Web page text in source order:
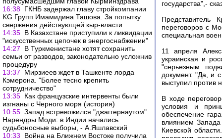
16:38 ГКНБ задержал главу стройкомпании
KG Групп Имамидина Ташова. За попытку
свержения действующей кыр-власти
14:35 В Казахстане приступили к ликвидации
"искусственных цепочек в энергоснабжении"
14:27
В Туркменистане хотят сохранить
семьи от разводов, законодательно усложнив
процедуру
13:37
Мирзиеев ждет в Ташкенте лорда
Кэмерона. "Более тесно крепить
сотрудничество"
13:35 Как французские интервенты были
изгнаны с Черного моря (история)
10:55 Запад встревожился "джаггернаутом"
Нарендры Моди: в Индии начались
судьбоносные выборы, - А.Яшлавский
10:33
Война на Ближнем Востоке получила
государства",-
Представитель
переговоров с
специальная
11 апреля
украинская и
"серьезным
документ. "Да, и
выступил против
В ходе
условия и
обеспечение
влиянием Запада
Киевской